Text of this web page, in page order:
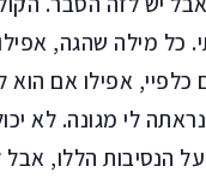
כל מילה שהגה,
אפילו אם הוא
לי מגונה. לא
על הנסיבות הללו,